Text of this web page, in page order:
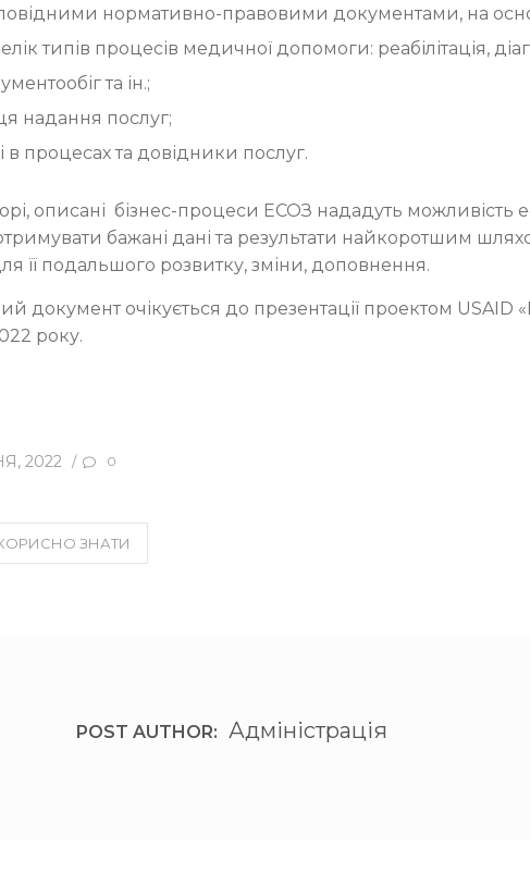
нормативно-правовими документами, на
типів процесів медичної допомоги: реабілітація,
та ін.;
надання послуг;
в процесах та довідники послуг.
описані бізнес-процеси ЕСОЗ нададуть
бажані дані та результати найкоротшим
її подальшого розвитку, зміни, доповнення.
документ очікується до презентації проектом
року.
2022 / 0
ЗНАТИ
POST AUTHOR: Адміністрація